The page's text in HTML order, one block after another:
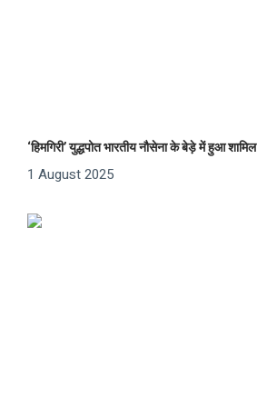
‘हिमगिरी’ युद्धपोत भारतीय नौसेना के बेड़े में हुआ शामिल
1 August 2025